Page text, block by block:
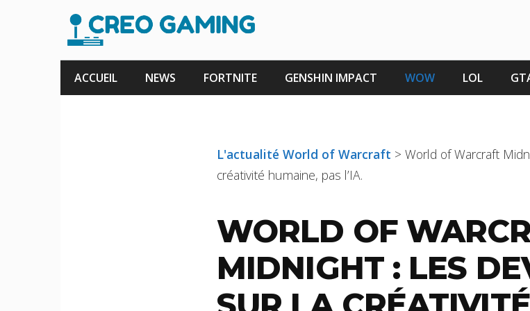
contenu
ACCUEIL NEWS FORTNITE GENSHIN IMPACT WOW LOL
L'actualité World of Warcraft > World of Warcraft
créativité humaine, pas l’IA.
WORLD OF
MIDNIGHT : LES